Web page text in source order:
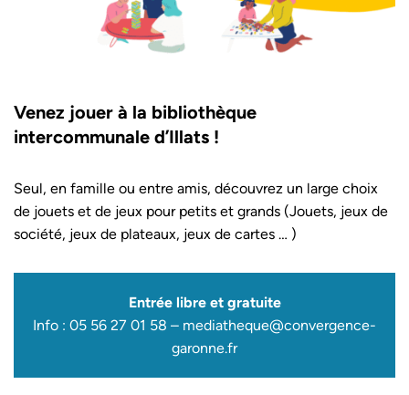
Venez jouer à la bibliothèque
intercommunale d’Illats !
Seul, en famille ou entre amis, découvrez un large choix
de jouets et de jeux pour petits et grands (Jouets, jeux de
société, jeux de plateaux, jeux de cartes … )
Entrée libre et gratuite
Info : 05 56 27 01 58 – mediatheque@convergence-
garonne.fr